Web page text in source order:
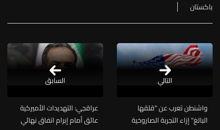
باكستان
التالي
واشنطن تعرب عن "قلقها
البالغ" إزاء التجربة الصاروخية
عراقجي: التهديدات الأميركية
عائق أمام إبرام اتفاق نهائي
السابق